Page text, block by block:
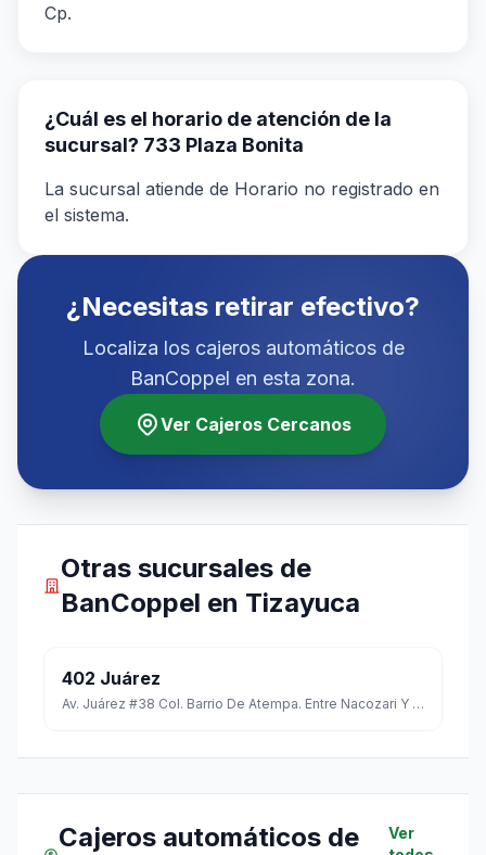
Cp.
¿Cuál es el horario de atención de la
sucursal? 733 Plaza Bonita
La sucursal atiende de Horario no registrado en
el sistema.
¿Necesitas retirar efectivo?
Localiza los cajeros automáticos de
BanCoppel en esta zona.
Ver Cajeros Cercanos
Otras sucursales de
BanCoppel en Tizayuca
402 Juárez
Av. Juárez #38 Col. Barrio De Atempa. Entre Nacozari Y Tierra Blanca C.p. 43800
Cajeros automáticos de
Ver